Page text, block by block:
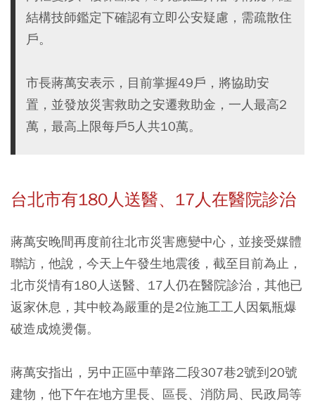
結構技師鑑定下確認有立即公安疑慮，需疏散住
戶。
市長蔣萬安表示，目前掌握49戶，將協助安
置，並發放災害救助之安遷救助金，一人最高2
萬，最高上限每戶5人共10萬。
台北市有180人送醫、17人在醫院診治
蔣萬安晚間再度前往北市災害應變中心，並接受媒體
聯訪，他說，今天上午發生地震後，截至目前為止，
北市災情有180人送醫、17人仍在醫院診治，其他已
返家休息，其中較為嚴重的是2位施工工人因氣瓶爆
破造成燒燙傷。
蔣萬安指出，另中正區中華路二段307巷2號到20號
建物，他下午在地方里長、區長、消防局、民政局等